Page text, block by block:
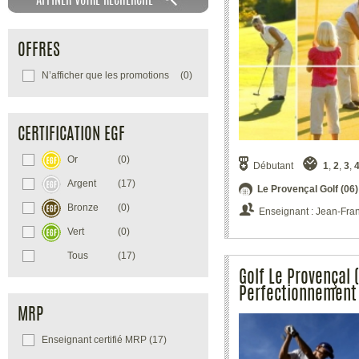
Biotou à proximité deBioten Alpes-
Alpes-Côte d'Azur ?
EGF vous permet de connaître des
temps de détente golf unique et de
cohésion avec votre famille sur les plus
et promotions pour votre
Biot , séjour et voyage golf en semaine
ou week-end.
Profitez également de tous nos packs
séjours et stages de golf à Biot
Organisez vos escapades
golf à Biot avec EGF le
maître du stage de golf à la
carte
standing en Amoureux à Biot ?
N'hésitez plus, choisissez les
escapades golf dans une destination de
rêve ou faites le choix d'une initiation
OFFRES
N’afficher que les promotions (0)
CERTIFICATION EGF
Or (0)
Argent (17)
Bronze (0)
Vert (0)
Tous (17)
MRP
Enseignant certifié MRP (17)
Débutant 1, 2, 3, 4
Le Provençal Golf (06)
Enseignant : Jean-
Golf Le